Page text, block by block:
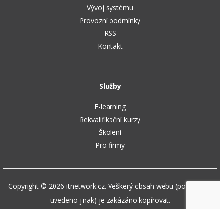
Vývoj systému
Provozní podmínky
RSS
Kontakt
Služby
E-learning
Rekvalifikační kurzy
Školení
Pro firmy
Copyright © 2026 itnetwork.cz. Veškerý obsah webu (pokud není
uvedeno jinak) je zakázáno kopírovat.